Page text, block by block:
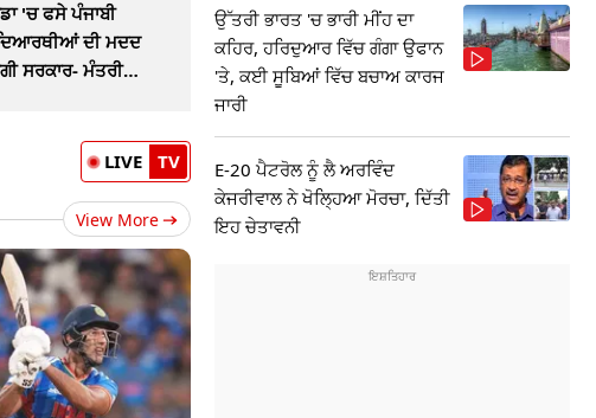
'ਚ ਫਸੇ ਪੰਜਾਬੀ
ਦੀ ਮਦਦ
ਸਰਕਾਰ- ਮੰਤਰੀ
LIVE TV
View More
ਉੱਤਰੀ ਭਾਰਤ 'ਚ ਭਾਰੀ ਮੀਂਹ ਦਾ
ਕਹਿਰ, ਹਰਿਦੁਆਰ ਵਿੱਚ ਗੰਗਾ ਉਫਾਨ
'ਤੇ, ਕਈ ਸੂਬਿਆਂ ਵਿੱਚ ਬਚਾਅ ਕਾਰਜ
ਜਾਰੀ
E-20 ਪੈਟਰੋਲ ਨੂੰ ਲੈ ਅਰਵਿੰਦ
ਕੇਜਰੀਵਾਲ ਨੇ ਖੋਲ੍ਹਿਆ ਮੋਰਚਾ, ਦਿੱਤੀ
ਇਹ ਚੇਤਾਵਨੀ